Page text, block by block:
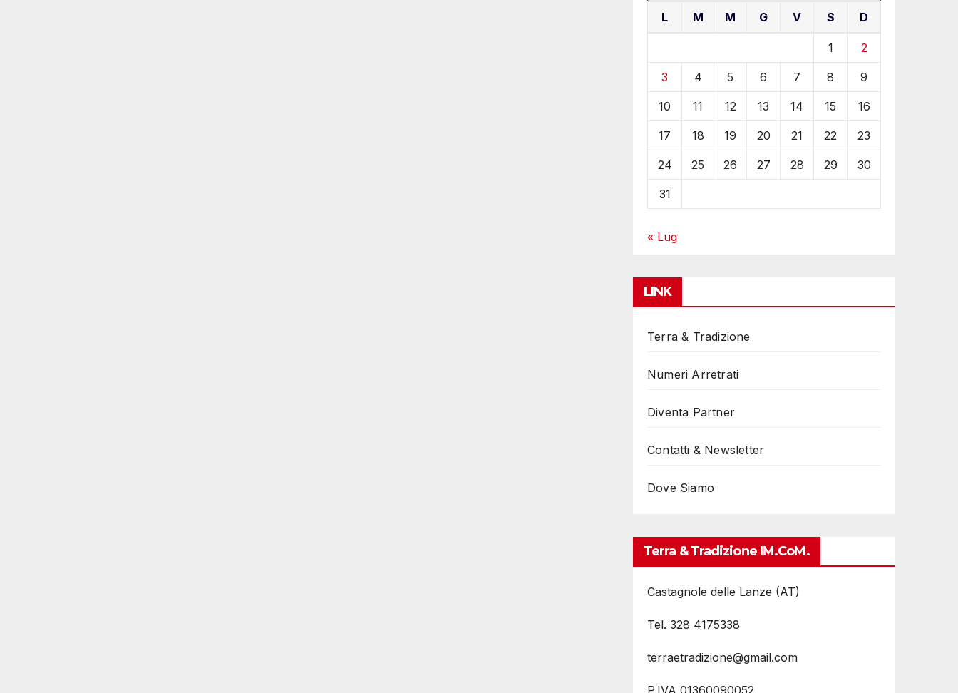
L M M G V S D
1 2
3 4 5 6 7 8 9
10 11 12 13 14 15 16
17 18 19 20 21 22 23
24 25 26 27 28 29 30
31
« Lug
LINK
Terra & Tradizione
Numeri Arretrati
Diventa Partner
Contatti & Newsletter
Dove Siamo
Terra & Tradizione IM.coM.
Castagnole delle Lanze (AT)
Tel. 328 4175338
terraetradizione@gmail.com
P.IVA 01360090052